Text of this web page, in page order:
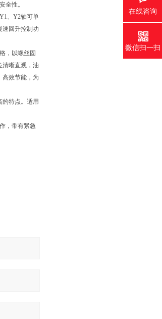
全性。
、Y2轴可单
速回升控制功
，以螺丝固
清晰直观，油
高效节能，为
的特点。适用
，带有紧急
在线咨询
微信扫一扫